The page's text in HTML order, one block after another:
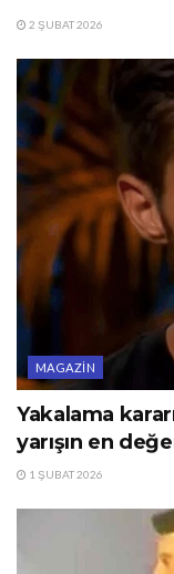
2 ŞUBAT 2026
MAGAZIN
Yakalama
yarışın en
1 ŞUBAT 2026